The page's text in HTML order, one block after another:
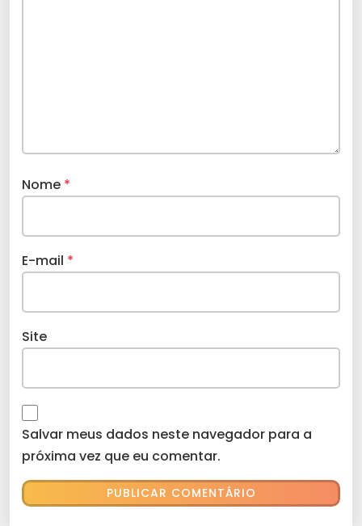
Nome *
E-mail *
Site
Salvar meus dados neste navegador para a
próxima vez que eu comentar.